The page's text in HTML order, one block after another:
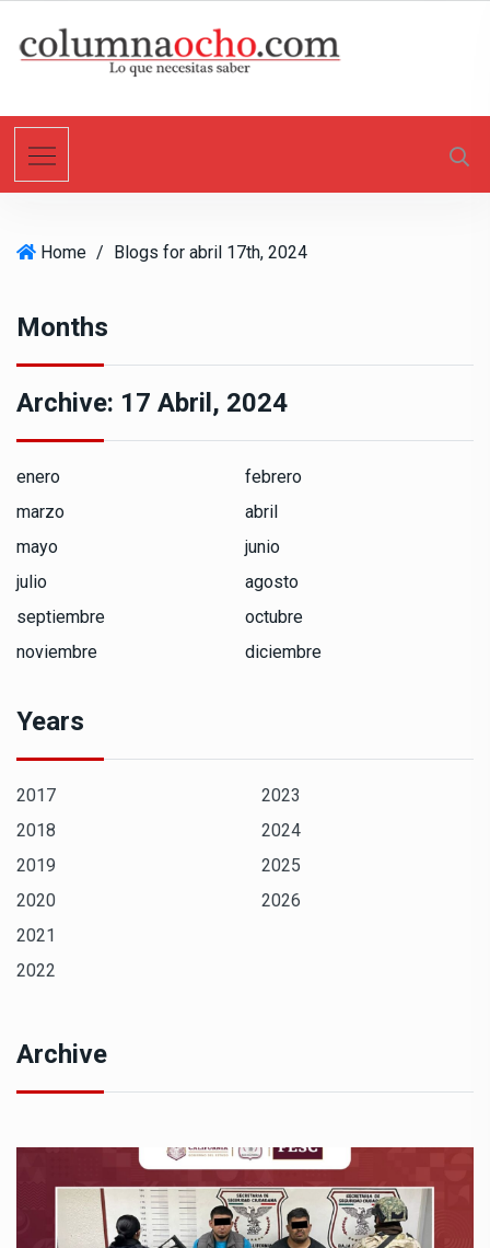
t
Home / Blogs for abril 17th, 2024
Months
Archive: 17 Abril, 2024
enero
febrero
marzo
abril
mayo
junio
julio
agosto
septiembre
octubre
noviembre
diciembre
Years
2017
2018
2019
2020
2021
2022
2023
2024
2025
2026
Archive